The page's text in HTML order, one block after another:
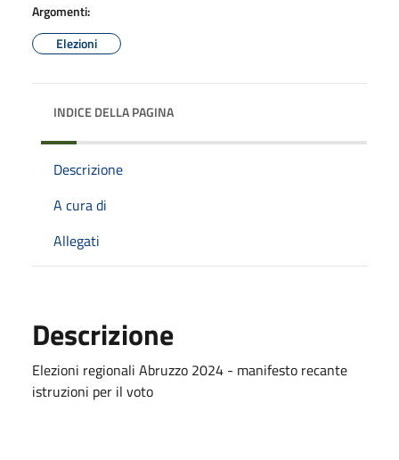
Argomenti:
Elezioni
INDICE DELLA PAGINA
Descrizione
A cura di
Allegati
Descrizione
Elezioni regionali Abruzzo 2024 - manifesto recante
istruzioni per il voto